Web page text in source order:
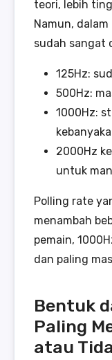
teori, lebih
Namun,
sudah sangat
125Hz:
500Hz:
1000Hz:
2000Hz
untuk
Polling rate
menambah
pemain,
dan paling
Bentuk
Paling
atau